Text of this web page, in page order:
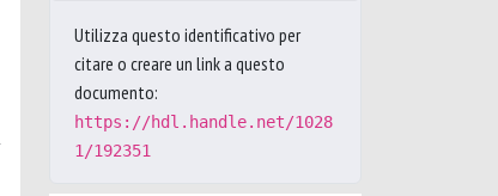
Utilizza questo identificativo per
citare o creare un link a questo
documento:
https://hdl.handle.net/1028
1/192351